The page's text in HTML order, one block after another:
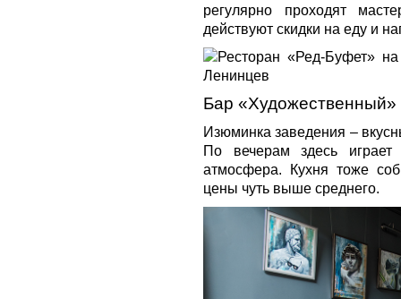
регулярно проходят
действуют скидки на еду и
Бар «Художественный»
Изюминка заведения –
По вечерам здесь
атмосфера. Кухня тоже
цены чуть выше среднего.